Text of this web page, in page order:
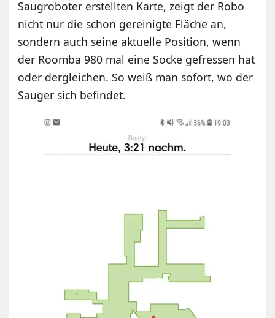
Saugroboter erstellten Karte, zeigt der Robo
nicht nur die schon gereinigte Fläche an,
sondern auch seine aktuelle Position, wenn
der Roomba 980 mal eine Socke gefressen hat
oder dergleichen. So weiß man sofort, wo der
Sauger sich befindet.